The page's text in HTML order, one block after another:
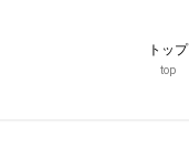
トップ
top